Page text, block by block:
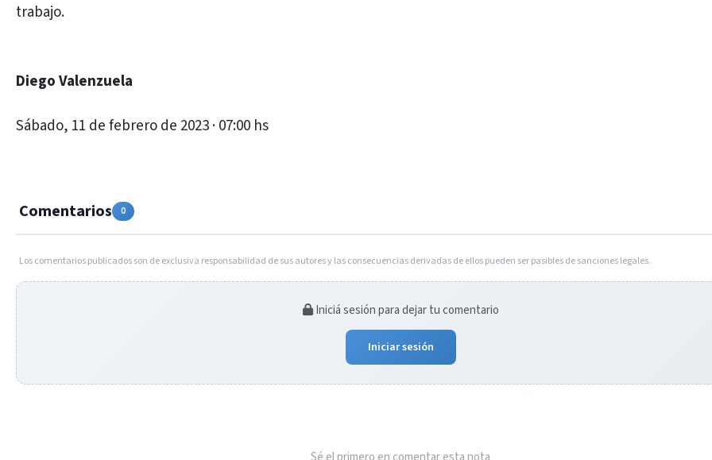
trabajo.
Diego Valenzuela
Sábado, 11 de febrero de 2023 · 07:00 hs
Comentarios 0
Los comentarios publicados son de exclusiva responsabilidad de sus autores y las consecuencias derivadas de ellos pueden ser pasibles de sanciones legales.
Iniciá sesión para dejar tu comentario
Iniciar sesión